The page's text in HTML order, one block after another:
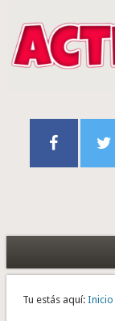
Tu estás aquí: Inicio